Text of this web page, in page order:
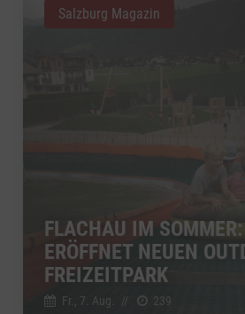
FLACHAU IM
ERÖFFNET NEUEN
FREIZEITPARK
Fr., 7. Aug. // 239
Salzburg Magazin